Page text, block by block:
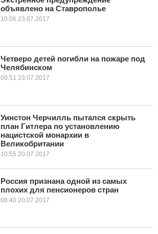
объявлено на Ставрополье
10:06 23.07.2017
Четверо детей погибли на пожаре под
Челябинском
09:51 23.07.2017
Уинстон Черчилль пытался скрыть
план Гитлера по установлению
нацистской монархии в
Великобритании
10:55 20.07.2017
Россия признана одной из самых
плохих для пенсионеров стран
08:40 20.07.2017